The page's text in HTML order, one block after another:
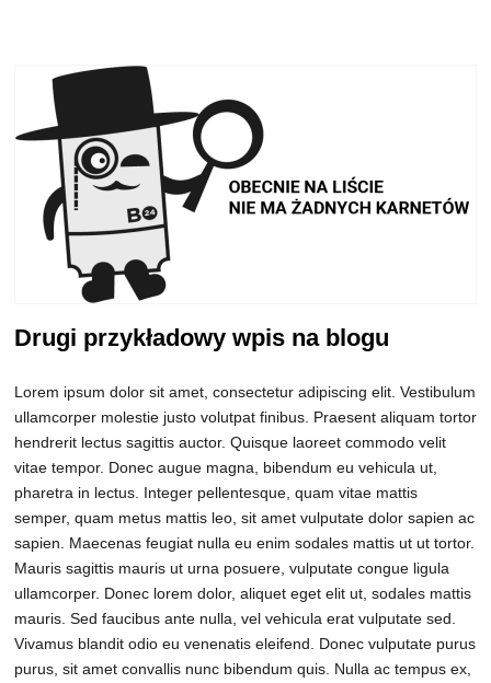
Drugi przykładowy wpis na blogu
Lorem ipsum dolor sit amet, consectetur adipiscing elit. Vestibulum
ullamcorper molestie justo volutpat finibus. Praesent aliquam tortor
hendrerit lectus sagittis auctor. Quisque laoreet commodo velit
vitae tempor. Donec augue magna, bibendum eu vehicula ut,
pharetra in lectus. Integer pellentesque, quam vitae mattis
semper, quam metus mattis leo, sit amet vulputate dolor sapien ac
sapien. Maecenas feugiat nulla eu enim sodales mattis ut ut tortor.
Mauris sagittis mauris ut urna posuere, vulputate congue ligula
ullamcorper. Donec lorem dolor, aliquet eget elit ut, sodales mattis
mauris. Sed faucibus ante nulla, vel vehicula erat vulputate sed.
Vivamus blandit odio eu venenatis eleifend. Donec vulputate purus
purus, sit amet convallis nunc bibendum quis. Nulla ac tempus ex,